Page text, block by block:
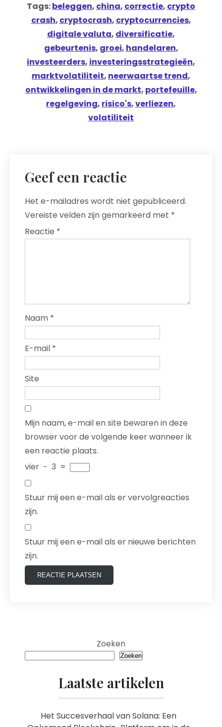
Tags:beleggen, china, correctie, crypto
crash, cryptocrash, cryptocurrencies,
digitale valuta, diversificatie,
gebeurtenis, groei, handelaren,
investeerders, investeringsstrategieën,
marktvolatiliteit, neerwaartse trend,
ontwikkelingen in de markt, portefeuille,
regelgeving, risico's,verliezen,
volatiliteit
Geef een reactie
Het e-mailadres wordt niet gepubliceerd.
Vereiste velden zijn gemarkeerd met *
Reactie *
Naam *
E-mail *
Site
Mijn naam, e-mail en site bewaren in deze
browser voor de volgende keer wanneer ik
een reactie plaats.
vier − 3 =
Stuur mij een e-mail als er vervolgreacties
zijn.
Stuur mij een e-mail als er nieuwe berichten
zijn.
Zoeken
Zoeken
Laatste artikelen
Het Succesverhaal van Solana: Een